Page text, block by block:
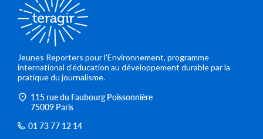
Jeunes Reporters pour l’Environnement, programme
international d’éducation au développement durable par la
pratique du journalisme.
115 rue du Faubourg Poissonnière
75009 Paris
01 73 77 12 14